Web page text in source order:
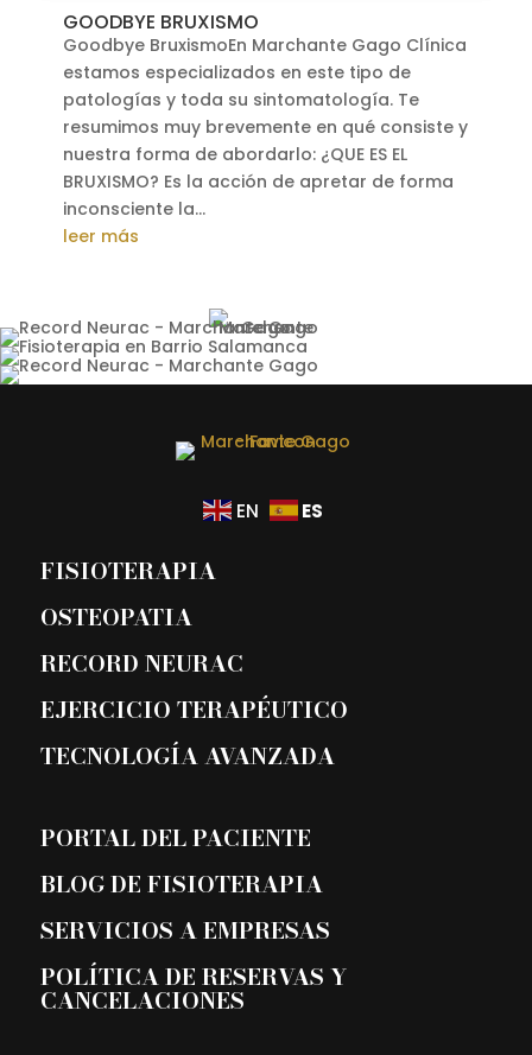
GOODBYE BRUXISMO
Goodbye BruxismoEn Marchante Gago Clínica
estamos especializados en este tipo de
patologías y toda su sintomatología. Te
resumimos muy brevemente en qué consiste y
nuestra forma de abordarlo: ¿QUE ES EL
BRUXISMO? Es la acción de apretar de forma
inconsciente la...
leer más
EN ES
FISIOTERAPIA
OSTEOPATIA
RECORD NEURAC
EJERCICIO TERAPÉUTICO
TECNOLOGÍA AVANZADA
PORTAL DEL PACIENTE
BLOG DE FISIOTERAPIA
SERVICIOS A EMPRESAS
POLÍTICA DE RESERVAS Y
CANCELACIONES